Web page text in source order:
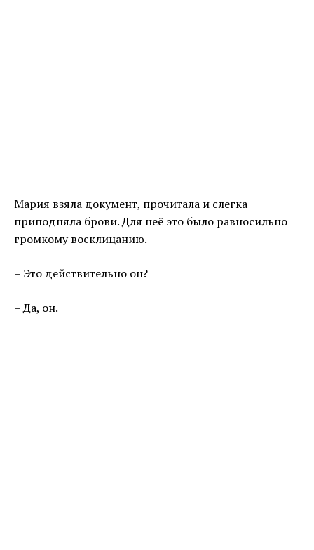
Мария взяла документ, прочитала и слегка
приподняла брови. Для неё это было равносильно
громкому восклицанию.
– Это действительно он?
– Да, он.